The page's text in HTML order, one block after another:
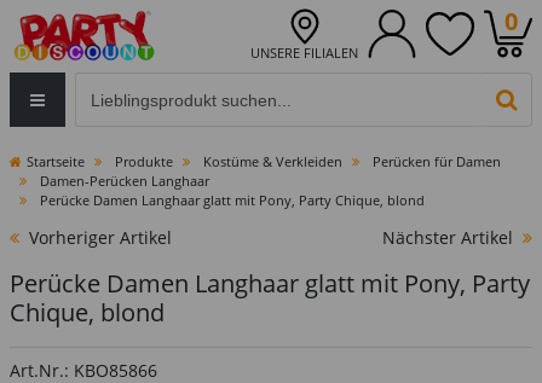
UNSERE FILIALEN
0
Startseite Produkte Kostüme & Verkleiden
Perücken für Damen
Damen-Perücken Langhaar
Perücke Damen Langhaar glatt mit Pony, Party Chique, blond
Vorheriger Artikel Nächster Artikel
Perücke Damen Langhaar glatt mit Pony, Party
Chique, blond
Art.Nr.: KBO85866